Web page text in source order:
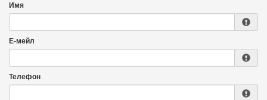
Имя
Е-мейл
Телефон